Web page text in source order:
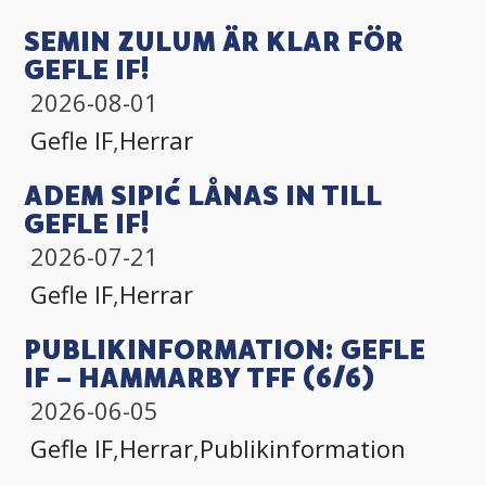
SEMIN ZULUM ÄR KLAR FÖR
GEFLE IF!
2026-08-01
Gefle IF,Herrar
ADEM SIPIĆ LÅNAS IN TILL
GEFLE IF!
2026-07-21
Gefle IF,Herrar
PUBLIKINFORMATION: GEFLE
IF – HAMMARBY TFF (6/6)
2026-06-05
Gefle IF,Herrar,Publikinformation